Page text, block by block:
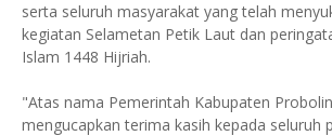
serta seluruh masyarakat yang telah
kegiatan Selametan Petik Laut dan
Islam 1448 Hijriah.
"Atas nama Pemerintah Kabupaten
mengucapkan terima kasih kepada seluruh